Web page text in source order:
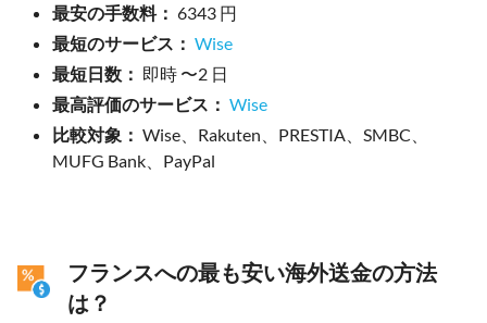
最安の手数料： 6343 円
最短のサービス： Wise
最短日数： 即時 〜2 日
最高評価のサービス： Wise
比較対象： Wise、Rakuten、PRESTIA、SMBC、
MUFG Bank、PayPal
フランスへの最も安い海外送金の方法
は？